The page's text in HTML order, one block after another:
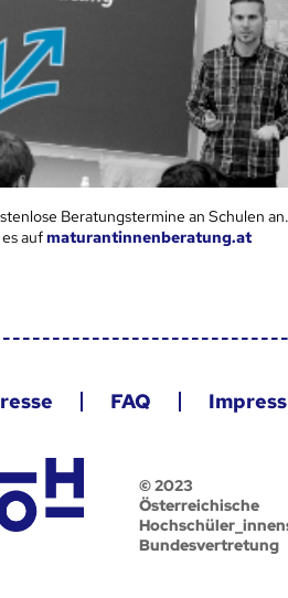
Beratungstermine an Schulen
aufmaturantinnenberatung.at
FAQ
© 2023
Österreichische
Bundesvertretung